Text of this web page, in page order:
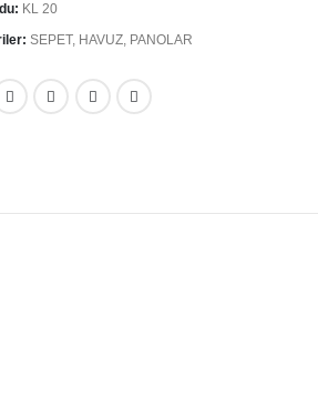
KL 20
SEPET, HAVUZ, PANOLAR